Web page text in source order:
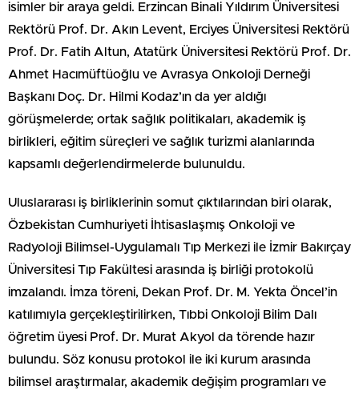
isimler bir araya geldi. Erzincan Binali Yıldırım Üniversitesi
Rektörü Prof. Dr. Akın Levent, Erciyes Üniversitesi Rektörü
Prof. Dr. Fatih Altun, Atatürk Üniversitesi Rektörü Prof. Dr.
Ahmet Hacımüftüoğlu ve Avrasya Onkoloji Derneği
Başkanı Doç. Dr. Hilmi Kodaz’ın da yer aldığı
görüşmelerde; ortak sağlık politikaları, akademik iş
birlikleri, eğitim süreçleri ve sağlık turizmi alanlarında
kapsamlı değerlendirmelerde bulunuldu.
Uluslararası iş birliklerinin somut çıktılarından biri olarak,
Özbekistan Cumhuriyeti İhtisaslaşmış Onkoloji ve
Radyoloji Bilimsel-Uygulamalı Tıp Merkezi ile İzmir Bakırçay
Üniversitesi Tıp Fakültesi arasında iş birliği protokolü
imzalandı. İmza töreni, Dekan Prof. Dr. M. Yekta Öncel’in
katılımıyla gerçekleştirilirken, Tıbbi Onkoloji Bilim Dalı
öğretim üyesi Prof. Dr. Murat Akyol da törende hazır
bulundu. Söz konusu protokol ile iki kurum arasında
bilimsel araştırmalar, akademik değişim programları ve